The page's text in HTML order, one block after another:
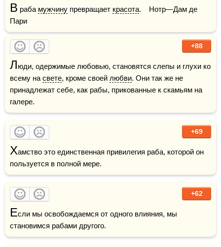
В раба мужчину превращает красота.    Нотр—Дам де
Пари
+88
Люди, одержимые любовью, становятся слепы и глухи ко
всему на свете, кроме своей любви. Они так же не
принадлежат себе, как рабы, прикованные к скамьям на
галере.
+69
Хамство это единственная привилегия раба, которой он
пользуется в полной мере.
+62
Если мы освобождаемся от одного влияния, мы
становимся рабами другого.